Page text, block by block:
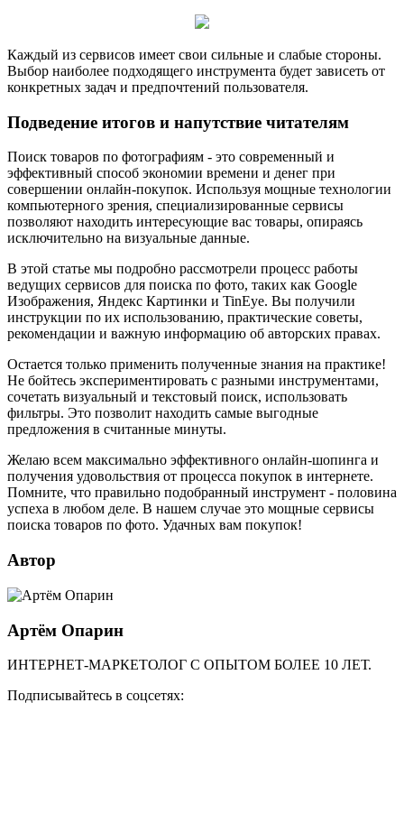
Каждый из сервисов имеет свои сильные и слабые стороны.
Выбор наиболее подходящего инструмента будет зависеть от
конкретных задач и предпочтений пользователя.
Подведение итогов и напутствие читателям
Поиск товаров по фотографиям - это современный и
эффективный способ экономии времени и денег при
совершении онлайн-покупок. Используя мощные технологии
компьютерного зрения, специализированные сервисы
позволяют находить интересующие вас товары, опираясь
исключительно на визуальные данные.
В этой статье мы подробно рассмотрели процесс работы
ведущих сервисов для поиска по фото, таких как Google
Изображения, Яндекс Картинки и TinEye. Вы получили
инструкции по их использованию, практические советы,
рекомендации и важную информацию об авторских правах.
Остается только применить полученные знания на практике!
Не бойтесь экспериментировать с разными инструментами,
сочетать визуальный и текстовый поиск, использовать
фильтры. Это позволит находить самые выгодные
предложения в считанные минуты.
Желаю всем максимально эффективного онлайн-шопинга и
получения удовольствия от процесса покупок в интернете.
Помните, что правильно подобранный инструмент - половина
успеха в любом деле. В нашем случае это мощные сервисы
поиска товаров по фото. Удачных вам покупок!
Автор
Артём Опарин
ИНТЕРНЕТ-МАРКЕТОЛОГ С ОПЫТОМ БОЛЕЕ 10 ЛЕТ.
Подписывайтесь в соцсетях: